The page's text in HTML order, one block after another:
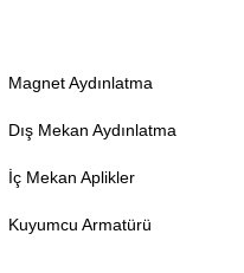
Magnet Aydınlatma
Dış Mekan Aydınlatma
İç Mekan Aplikler
Kuyumcu Armatürü